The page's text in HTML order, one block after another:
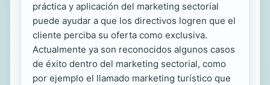
práctica y aplicación del marketing sectorial
puede ayudar a que los directivos logren que el
cliente perciba su oferta como exclusiva.
Actualmente ya son reconocidos algunos casos
de éxito dentro del marketing sectorial, como
por ejemplo el llamado marketing turístico que